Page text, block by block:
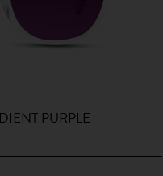
PURPLE